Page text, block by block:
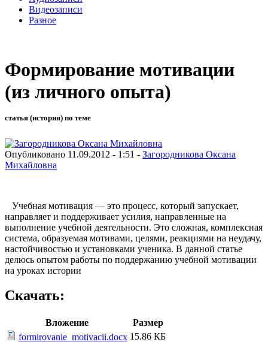
Видеозаписи
Разное
Формирование мотивации
(из личного опыта)
статья (история) по теме
Опубликовано 11.09.2012 - 1:51 - Загородникова Оксана
Михайловна
Учебная мотивация — это процесс, который запускает,
направляет и поддерживает усилия, направленные на
выполнение учебной деятельности. Это сложная, комплексная
система, образуемая мотивами, целями, реакциями на неудачу,
настойчивостью и установками ученика. В данной статье
делюсь опытом работы по поддержанию учебной мотивации
на уроках истории
Скачать:
Вложение
Размер
formirovanie_motivacii.docx 15.86 КБ